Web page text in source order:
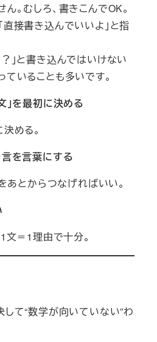
。むしろ、書きこんでOK。
接書き込んでいいよ」と指
」と書き込んではいけない
いることも多いです。
」を最初に決める
める。
を言葉にする
をあとからつなげればいい。
文＝1理由で十分。
て“数学が向いていない”わ